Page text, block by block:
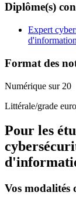
Diplôme(s)
Expert
d'information
Format des
Numérique sur 20
Littérale/grade
Pour les
Vos modalités